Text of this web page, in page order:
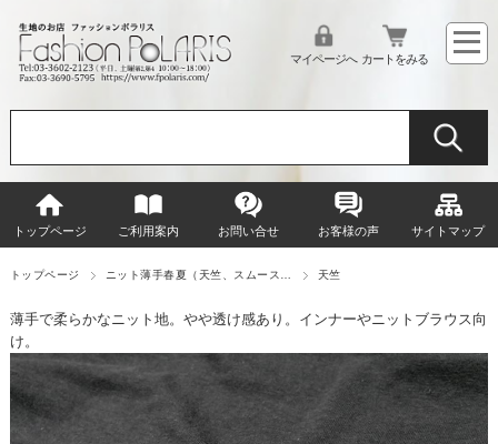
マイページへ カートをみる
トップページ ご利用案内 お問い合せ お客様の声 サイトマップ
トップページ ニット薄手春夏（天竺、スムース… 天竺
薄手で柔らかなニット地。やや透け感あり。インナーやニットブラウス向
け。